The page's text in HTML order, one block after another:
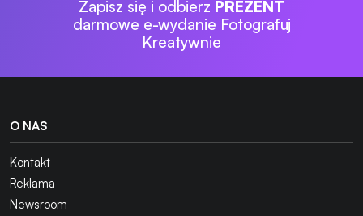
Zapisz się i odbierz PREZENT
darmowe e-wydanie Fotografuj
Kreatywnie
O NAS
Kontakt
Reklama
Newsroom